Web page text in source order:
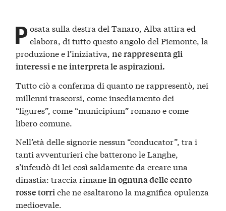
Posata sulla destra del Tanaro, Alba attira ed
elabora, di tutto questo angolo del Piemonte, la
produzione e l’iniziativa,ne rappresenta gli
interessi e ne interpreta le aspirazioni.
Tutto ciò a conferma di quanto ne rappresentò, nei
millenni trascorsi, come insediamento dei
“ligures”, come “municipium” romano e come
libero comune.
Nell’età delle signorie nessun “conducator”, tra i
tanti avventurieri che batterono le Langhe,
s’infeudò di lei così saldamente da creare una
dinastia: traccia rimanein ognuna delle cento
rosse torriche ne esaltarono la magnifica opulenza
medioevale.